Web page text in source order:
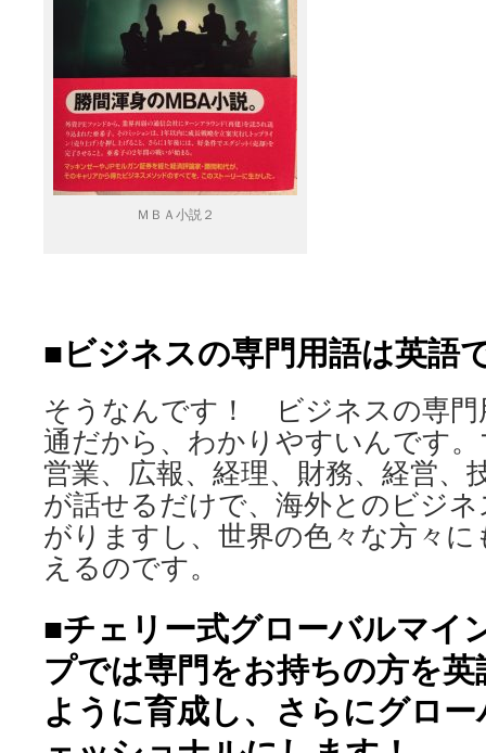
ＭＢＡ小説２
■ビジネスの専門用語は英語
そうなんです！ ビジネスの専門
通だから、わかりやすいんです
営業、広報、経理、財務、経営
が話せるだけで、海外とのビジ
がりますし、世界の色々な方々
えるのです。
■チェリー式グローバルマイ
プでは専門をお持ちの方を
ように育成し、さらにグロ